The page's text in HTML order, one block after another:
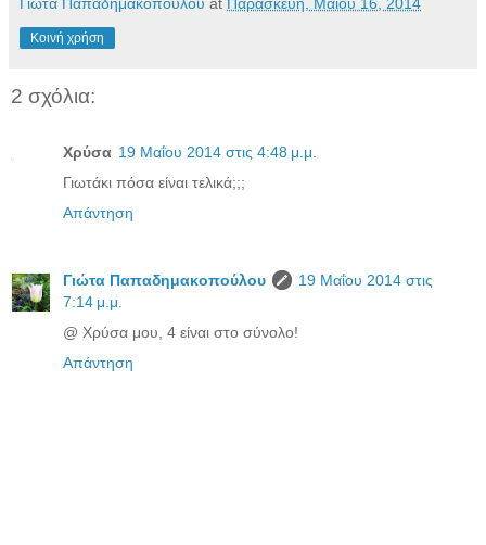
Κοινή χρήση
2 σχόλια:
Χρύσα 19 Μαΐου 2014 στις 4:48 μ.μ.
Γιωτάκι πόσα είναι τελικά;;;
Απάντηση
Γιώτα Παπαδημακοπούλου
19 Μαΐου 2014 στις
7:14 μ.μ.
@ Χρύσα μου, 4 είναι στο σύνολο!
Απάντηση